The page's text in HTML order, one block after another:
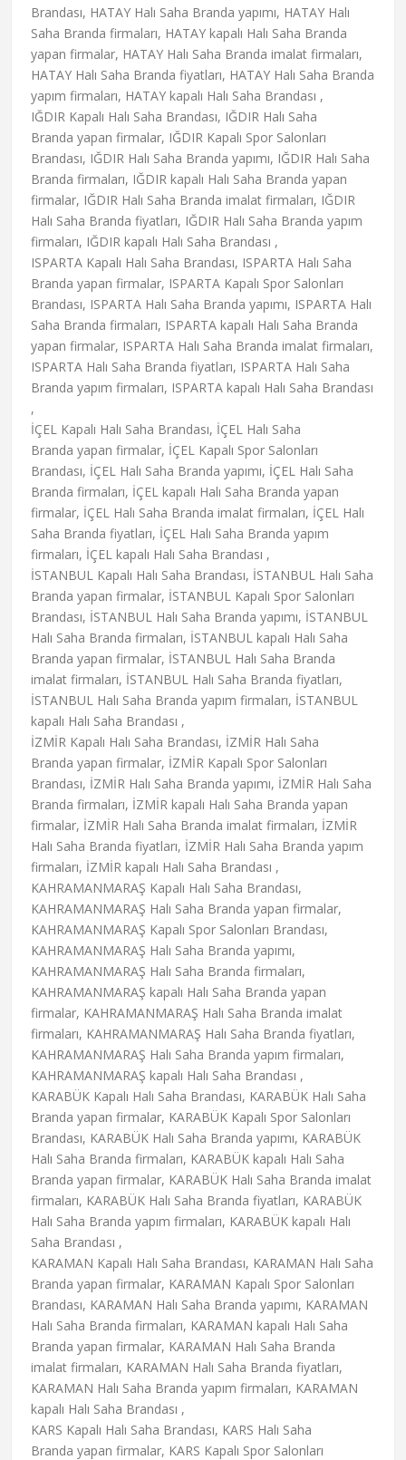
Brandası, HATAY Halı Saha Branda yapımı, HATAY Halı
Saha Branda firmaları, HATAY kapalı Halı Saha Branda
yapan firmalar, HATAY Halı Saha Branda imalat firmaları,
HATAY Halı Saha Branda fiyatları, HATAY Halı Saha Branda
yapım firmaları, HATAY kapalı Halı Saha Brandası ,
IĞDIR Kapalı Halı Saha Brandası, IĞDIR Halı Saha
Branda yapan firmalar, IĞDIR Kapalı Spor Salonları
Brandası, IĞDIR Halı Saha Branda yapımı, IĞDIR Halı Saha
Branda firmaları, IĞDIR kapalı Halı Saha Branda yapan
firmalar, IĞDIR Halı Saha Branda imalat firmaları, IĞDIR
Halı Saha Branda fiyatları, IĞDIR Halı Saha Branda yapım
firmaları, IĞDIR kapalı Halı Saha Brandası ,
ISPARTA Kapalı Halı Saha Brandası, ISPARTA Halı Saha
Branda yapan firmalar, ISPARTA Kapalı Spor Salonları
Brandası, ISPARTA Halı Saha Branda yapımı, ISPARTA Halı
Saha Branda firmaları, ISPARTA kapalı Halı Saha Branda
yapan firmalar, ISPARTA Halı Saha Branda imalat firmaları,
ISPARTA Halı Saha Branda fiyatları, ISPARTA Halı Saha
Branda yapım firmaları, ISPARTA kapalı Halı Saha Brandası
,
İÇEL Kapalı Halı Saha Brandası, İÇEL Halı Saha
Branda yapan firmalar, İÇEL Kapalı Spor Salonları
Brandası, İÇEL Halı Saha Branda yapımı, İÇEL Halı Saha
Branda firmaları, İÇEL kapalı Halı Saha Branda yapan
firmalar, İÇEL Halı Saha Branda imalat firmaları, İÇEL Halı
Saha Branda fiyatları, İÇEL Halı Saha Branda yapım
firmaları, İÇEL kapalı Halı Saha Brandası ,
İSTANBUL Kapalı Halı Saha Brandası, İSTANBUL Halı Saha
Branda yapan firmalar, İSTANBUL Kapalı Spor Salonları
Brandası, İSTANBUL Halı Saha Branda yapımı, İSTANBUL
Halı Saha Branda firmaları, İSTANBUL kapalı Halı Saha
Branda yapan firmalar, İSTANBUL Halı Saha Branda
imalat firmaları, İSTANBUL Halı Saha Branda fiyatları,
İSTANBUL Halı Saha Branda yapım firmaları, İSTANBUL
kapalı Halı Saha Brandası ,
İZMİR Kapalı Halı Saha Brandası, İZMİR Halı Saha
Branda yapan firmalar, İZMİR Kapalı Spor Salonları
Brandası, İZMİR Halı Saha Branda yapımı, İZMİR Halı Saha
Branda firmaları, İZMİR kapalı Halı Saha Branda yapan
firmalar, İZMİR Halı Saha Branda imalat firmaları, İZMİR
Halı Saha Branda fiyatları, İZMİR Halı Saha Branda yapım
firmaları, İZMİR kapalı Halı Saha Brandası ,
KAHRAMANMARAŞ Kapalı Halı Saha Brandası,
KAHRAMANMARAŞ Halı Saha Branda yapan firmalar,
KAHRAMANMARAŞ Kapalı Spor Salonları Brandası,
KAHRAMANMARAŞ Halı Saha Branda yapımı,
KAHRAMANMARAŞ Halı Saha Branda firmaları,
KAHRAMANMARAŞ kapalı Halı Saha Branda yapan
firmalar, KAHRAMANMARAŞ Halı Saha Branda imalat
firmaları, KAHRAMANMARAŞ Halı Saha Branda fiyatları,
KAHRAMANMARAŞ Halı Saha Branda yapım firmaları,
KAHRAMANMARAŞ kapalı Halı Saha Brandası ,
KARABÜK Kapalı Halı Saha Brandası, KARABÜK Halı Saha
Branda yapan firmalar, KARABÜK Kapalı Spor Salonları
Brandası, KARABÜK Halı Saha Branda yapımı, KARABÜK
Halı Saha Branda firmaları, KARABÜK kapalı Halı Saha
Branda yapan firmalar, KARABÜK Halı Saha Branda imalat
firmaları, KARABÜK Halı Saha Branda fiyatları, KARABÜK
Halı Saha Branda yapım firmaları, KARABÜK kapalı Halı
Saha Brandası ,
KARAMAN Kapalı Halı Saha Brandası, KARAMAN Halı Saha
Branda yapan firmalar, KARAMAN Kapalı Spor Salonları
Brandası, KARAMAN Halı Saha Branda yapımı, KARAMAN
Halı Saha Branda firmaları, KARAMAN kapalı Halı Saha
Branda yapan firmalar, KARAMAN Halı Saha Branda
imalat firmaları, KARAMAN Halı Saha Branda fiyatları,
KARAMAN Halı Saha Branda yapım firmaları, KARAMAN
kapalı Halı Saha Brandası ,
KARS Kapalı Halı Saha Brandası, KARS Halı Saha
Branda yapan firmalar, KARS Kapalı Spor Salonları